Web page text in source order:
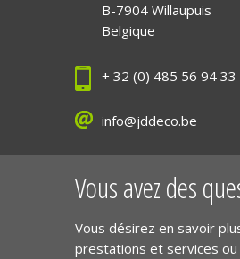
B-7904 Willaupuis
Belgique
+ 32 (0) 485 56 94 33
info@jddeco.be
Vous avez des
Vous désirez en savoir
prestations et services ou